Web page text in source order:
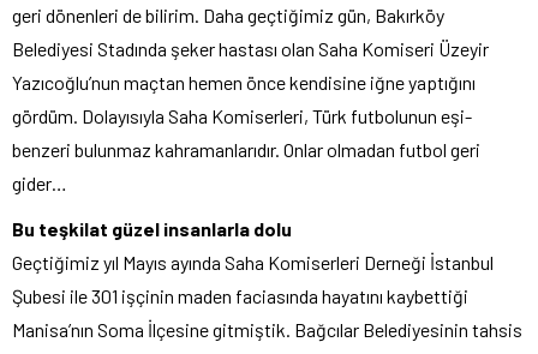
geri dönenleri de bilirim. Daha geçtiğimiz gün, Bakırköy
Belediyesi Stadında şeker hastası olan Saha Komiseri Üzeyir
Yazıcoğlu’nun maçtan hemen önce kendisine iğne yaptığını
gördüm. Dolayısıyla Saha Komiserleri, Türk futbolunun eşi-
benzeri bulunmaz kahramanlarıdır. Onlar olmadan futbol geri
gider…
Bu teşkilat güzel insanlarla dolu
Geçtiğimiz yıl Mayıs ayında Saha Komiserleri Derneği İstanbul
Şubesi ile 301 işçinin maden faciasında hayatını kaybettiği
Manisa’nın Soma İlçesine gitmiştik. Bağcılar Belediyesinin tahsis